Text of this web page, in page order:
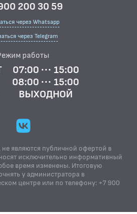
200 30 59
через Whatsapp
через Telegram
работы
07:00 ··· 15:00
08:00 ··· 15:00
ВЫХОДНОЙ
являются публичной офертой в
исключительно информативный
время изменены. Итоговую
у администратора в
центре или по телефону: +7 900